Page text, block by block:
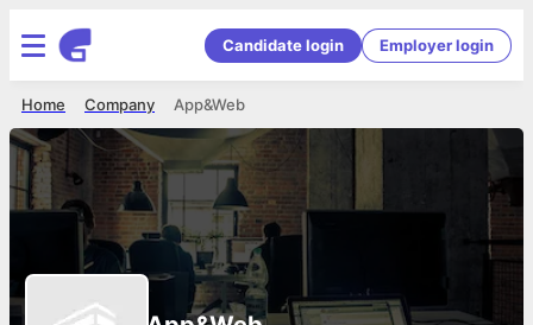
Candidate login Employer login
App&Web
Company
Home